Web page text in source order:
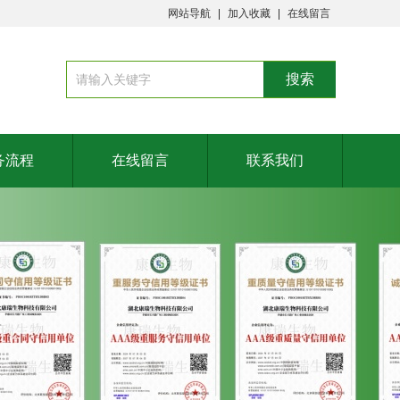
网站导航 加入收藏 在线留言
流程 在线留言 联系我们